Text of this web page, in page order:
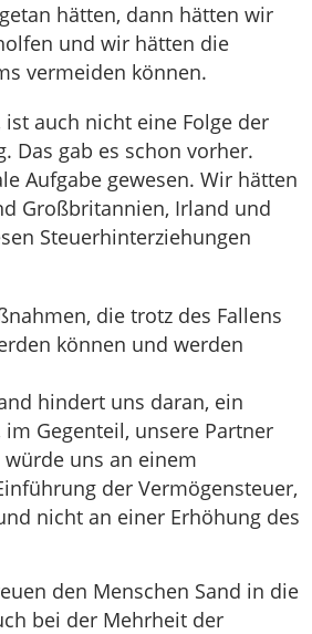
hätten, dann hätten wir
und wir hätten die
vermeiden können.
auch nicht eine Folge der
Das gab es schon vorher.
Aufgabe gewesen. Wir hätten
Großbritannien, Irland und
Steuerhinterziehungen
die trotz des Fallens
können und werden
hindert uns daran, ein
Gegenteil, unsere Partner
uns an einem
der Vermögensteuer,
nicht an einer Erhöhung des
den Menschen Sand in die
bei der Mehrheit der